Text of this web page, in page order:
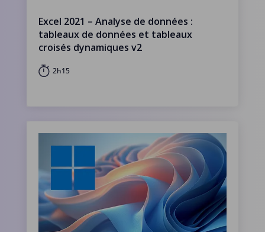
Excel 2021 – Analyse de données :
tableaux de données et tableaux
croisés dynamiques v2
2h15